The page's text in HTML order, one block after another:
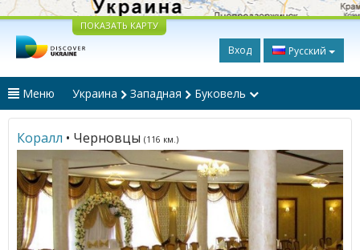
ПОКАЗАТЬ КАРТУ
Вход Русский
Меню Украина Западная Буковель
Коралл • Черновцы (116 км.)